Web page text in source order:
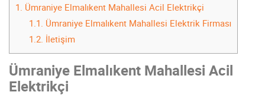
1. Ümraniye Elmalıkent Mahallesi Acil Elektrikçi
1.1. Ümraniye Elmalıkent Mahallesi Elektrik Firması
1.2. İletişim
Ümraniye Elmalıkent Mahallesi Acil
Elektrikçi